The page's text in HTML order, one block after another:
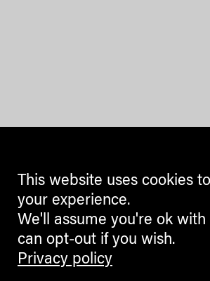
This website uses cookies
your experience.
We'll assume you're ok
can opt-out if you wish.
Privacy policy